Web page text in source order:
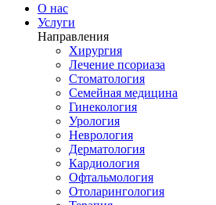
О нас
Услуги
Направления
Хирургия
Лечение псориаза
Стоматология
Семейная медицина
Гинекология
Урология
Неврология
Дерматология
Кардиология
Офтальмология
Отоларингология